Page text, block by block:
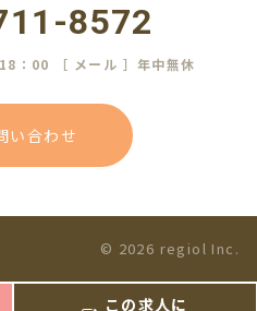
この求人に
8572
：00 ［ メール ］年中無休
い合わせ
© 2026 regiol Inc.